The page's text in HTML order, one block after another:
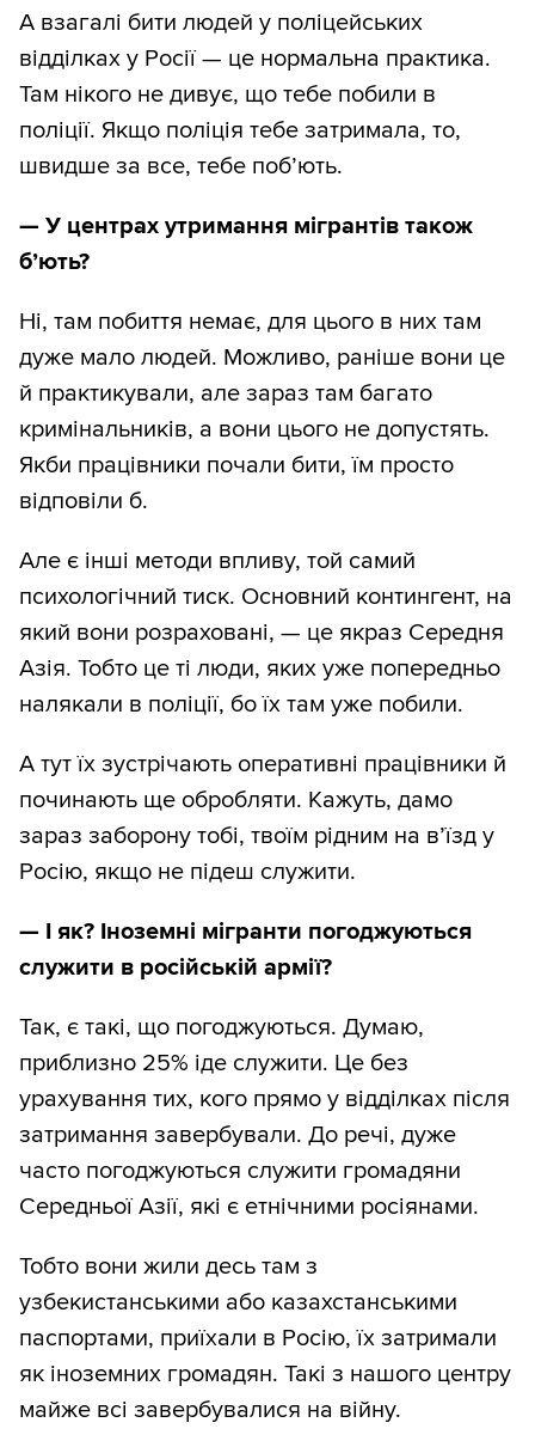
А взагалі бити людей у поліцейських
відділках у Росії — це нормальна практика.
Там нікого не дивує, що тебе побили в
поліції. Якщо поліція тебе затримала, то,
швидше за все, тебе поб’ють.
— У центрах утримання мігрантів також
б’ють?
Ні, там побиття немає, для цього в них там
дуже мало людей. Можливо, раніше вони це
й практикували, але зараз там багато
кримінальників, а вони цього не допустять.
Якби працівники почали бити, їм просто
відповіли б.
Але є інші методи впливу, той самий
психологічний тиск. Основний контингент, на
який вони розраховані, — це якраз Середня
Азія. Тобто це ті люди, яких уже попередньо
налякали в поліції, бо їх там уже побили.
А тут їх зустрічають оперативні працівники й
починають ще обробляти. Кажуть, дамо
зараз заборону тобі, твоїм рідним на в’їзд у
Росію, якщо не підеш служити.
— І як? Іноземні мігранти погоджуються
служити в російській армії?
Так, є такі, що погоджуються. Думаю,
приблизно 25% іде служити. Це без
урахування тих, кого прямо у відділках після
затримання завербували. До речі, дуже
часто погоджуються служити громадяни
Середньої Азії, які є етнічними росіянами.
Тобто вони жили десь там з
узбекистанськими або казахстанськими
паспортами, приїхали в Росію, їх затримали
як іноземних громадян. Такі з нашого центру
майже всі завербувалися на війну.